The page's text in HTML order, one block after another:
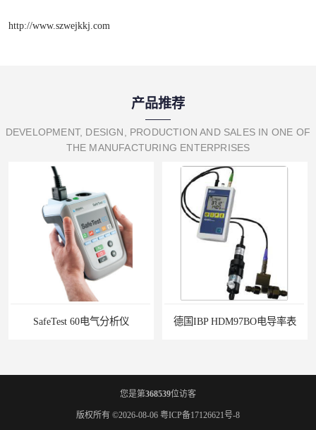
http://www.szwejkkj.com
产品推荐
DEVELOPMENT, DESIGN, PRODUCTION AND SALES IN ONE OF
THE MANUFACTURING ENTERPRISES
SafeTest 60电气分析仪 德国IBP HDM97BO电导率表
您是第368539位访客
版权所有 ©2026-08-06 粤ICP备17126621号-8